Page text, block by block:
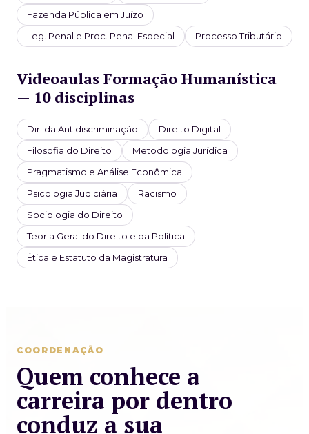
Fazenda Pública em Juízo
Leg. Penal e Proc. Penal Especial
Processo Tributário
Videoaulas Formação Humanística
— 10 disciplinas
Dir. da Antidiscriminação
Direito Digital
Filosofia do Direito
Metodologia Jurídica
Pragmatismo e Análise Econômica
Psicologia Judiciária
Racismo
Sociologia do Direito
Teoria Geral do Direito e da Política
Ética e Estatuto da Magistratura
COORDENAÇÃO
Quem conhece a
carreira por dentro
conduz a sua